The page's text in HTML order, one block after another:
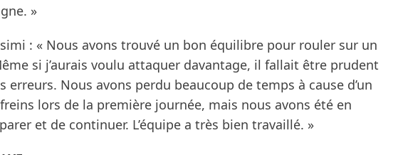
»
: « Nous avons trouvé un bon équilibre pour rouler sur un
si j’aurais voulu attaquer davantage, il fallait être prudent
erreurs. Nous avons perdu beaucoup de temps à cause d’un
lors de la première journée, mais nous avons été en
et de continuer. L’équipe a très bien travaillé. »